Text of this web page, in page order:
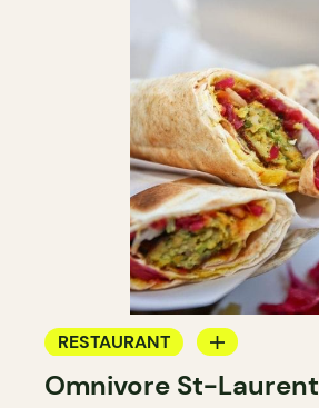
RESTAURANT
COMPTOIR
Omnivore St-Laurent